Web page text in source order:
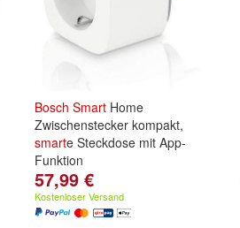
Bosch Smart Home
Zwischenstecker kompakt,
smarte Steckdose mit App-
Funktion
57,99 €
Kostenloser Versand